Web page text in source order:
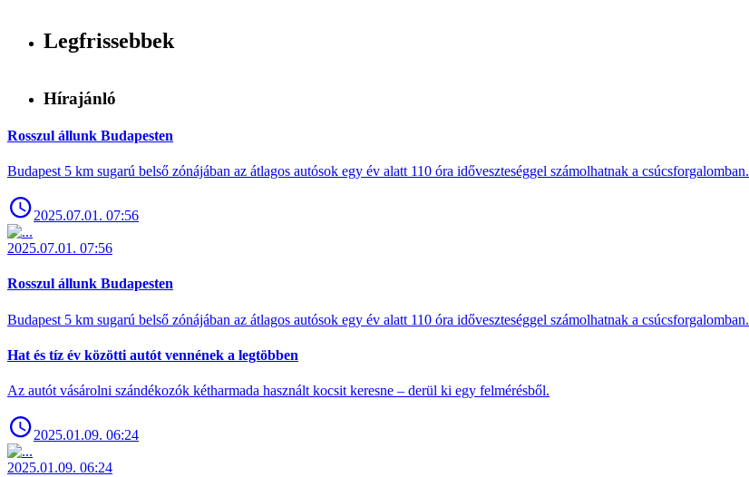
Legfrissebbek
Hírajánló
Rosszul állunk Budapesten
Budapest 5 km sugarú belső zónájában az átlagos autósok egy év alatt 110 óra időveszteséggel számolhatnak a csúcsforgalomban.
2025.07.01. 07:56
2025.07.01. 07:56
Rosszul állunk Budapesten
Budapest 5 km sugarú belső zónájában az átlagos autósok egy év alatt 110 óra időveszteséggel számolhatnak a csúcsforgalomban.
Hat és tíz év közötti autót vennének a legtöbben
Az autót vásárolni szándékozók kétharmada használt kocsit keresne – derül ki egy felmérésből.
2025.01.09. 06:24
2025.01.09. 06:24